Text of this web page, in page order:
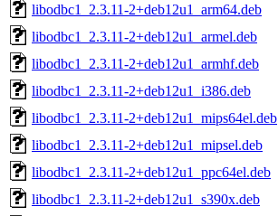
libodbc1_2.3.11-2+deb12u1_arm64.deb
libodbc1_2.3.11-2+deb12u1_armel.deb
libodbc1_2.3.11-2+deb12u1_armhf.deb
libodbc1_2.3.11-2+deb12u1_i386.deb
libodbc1_2.3.11-2+deb12u1_mips64el.deb
libodbc1_2.3.11-2+deb12u1_mipsel.deb
libodbc1_2.3.11-2+deb12u1_ppc64el.deb
libodbc1_2.3.11-2+deb12u1_s390x.deb